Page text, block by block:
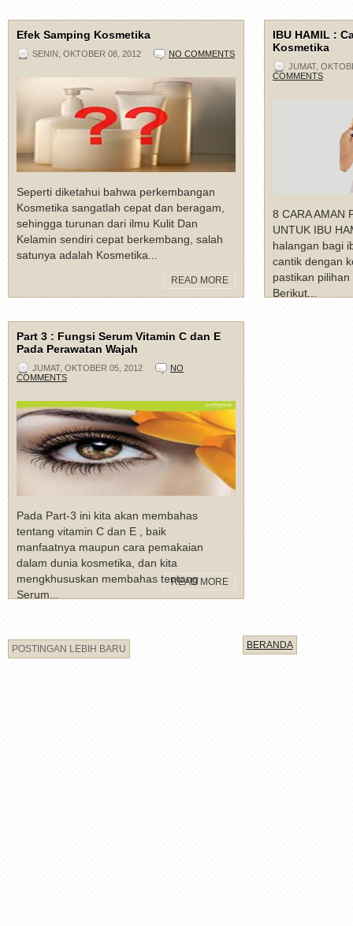
Efek Samping Kosmetika
SENIN, OKTOBER 08, 2012 NO COMMENTS
Seperti diketahui bahwa perkembangan
Kosmetika sangatlah cepat dan beragam,
sehingga turunan dari ilmu Kulit Dan
Kelamin sendiri cepat berkembang, salah
satunya adalah Kosmetika...
READ MORE
IBU HAMIL :
Kosmetika
JUMAT,
COMMENTS
8 CARA AMAN
UNTUK IBU
halangan bagi
cantik dengan
pastikan
Berikut...
Part 3 : Fungsi Serum Vitamin C dan E
Pada Perawatan Wajah
JUMAT, OKTOBER 05, 2012
NO
COMMENTS
Pada Part-3 ini kita akan membahas
tentang vitamin C dan E , baik
manfaatnya maupun cara pemakaian
dalam dunia kosmetika, dan kita
mengkhususkan membahas tentang
Serum...
READ MORE
POSTINGAN LEBIH BARU BERANDA